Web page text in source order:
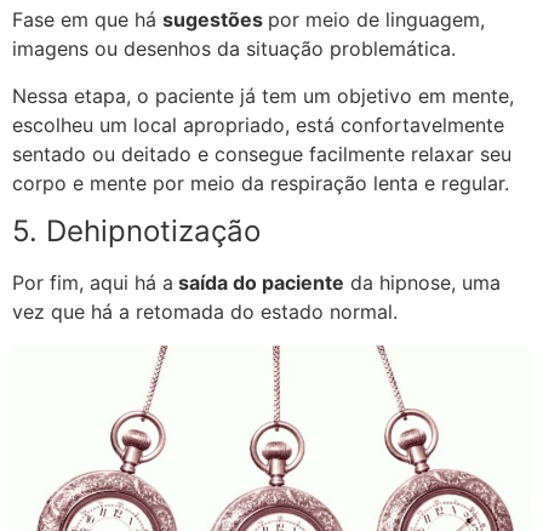
Fase em que há sugestões por meio de linguagem,
imagens ou desenhos da situação problemática.
Nessa etapa, o paciente já tem um objetivo em mente,
escolheu um local apropriado, está confortavelmente
sentado ou deitado e consegue facilmente relaxar seu
corpo e mente por meio da respiração lenta e regular.
5. Dehipnotização
Por fim, aqui há a saída do paciente da hipnose, uma
vez que há a retomada do estado normal.